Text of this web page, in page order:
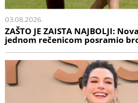
03.08.2026.
ZAŠTO JE ZAISTA NAJBOLJI:
jednom rečenicom posramio